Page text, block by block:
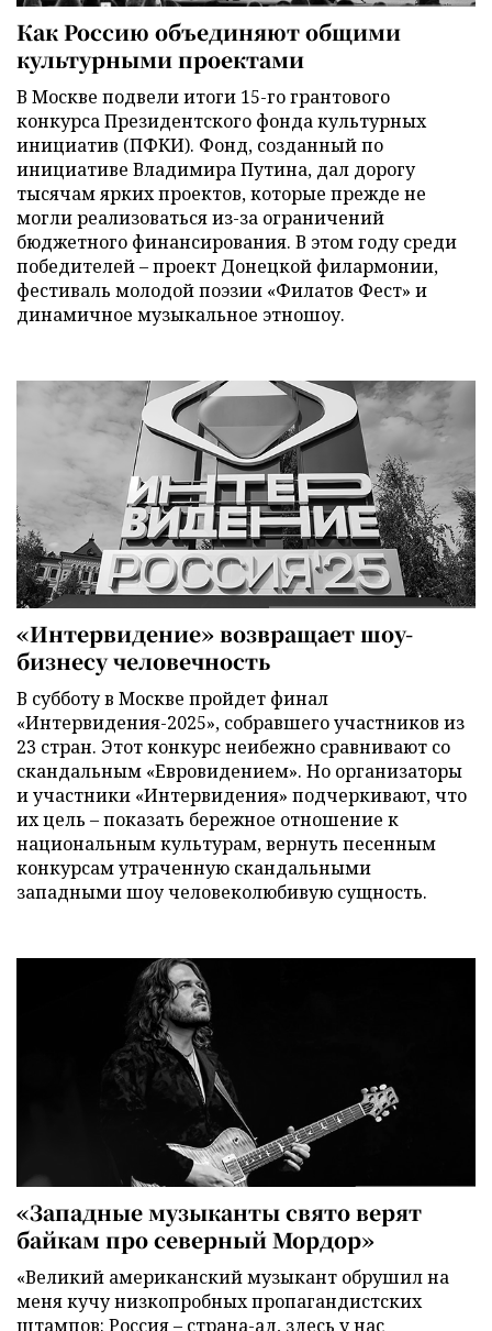
Как Россию объединяют общими
культурными проектами
В Москве подвели итоги 15-го грантового
конкурса Президентского фонда культурных
инициатив (ПФКИ). Фонд, созданный по
инициативе Владимира Путина, дал дорогу
тысячам ярких проектов, которые прежде не
могли реализоваться из-за ограничений
бюджетного финансирования. В этом году среди
победителей – проект Донецкой филармонии,
фестиваль молодой поэзии «Филатов Фест» и
динамичное музыкальное этношоу.
«Интервидение» возвращает шоу-
бизнесу человечность
В субботу в Москве пройдет финал
«Интервидения-2025», собравшего участников из
23 стран. Этот конкурс неибежно сравнивают со
скандальным «Евровидением». Но организаторы
и участники «Интервидения» подчеркивают, что
их цель – показать бережное отношение к
национальным культурам, вернуть песенным
конкурсам утраченную скандальными
западными шоу человеколюбивую сущность.
«Западные музыканты свято верят
байкам про северный Мордор»
«Великий американский музыкант обрушил на
меня кучу низкопробных пропагандистских
штампов: Россия – страна-ад, здесь у нас